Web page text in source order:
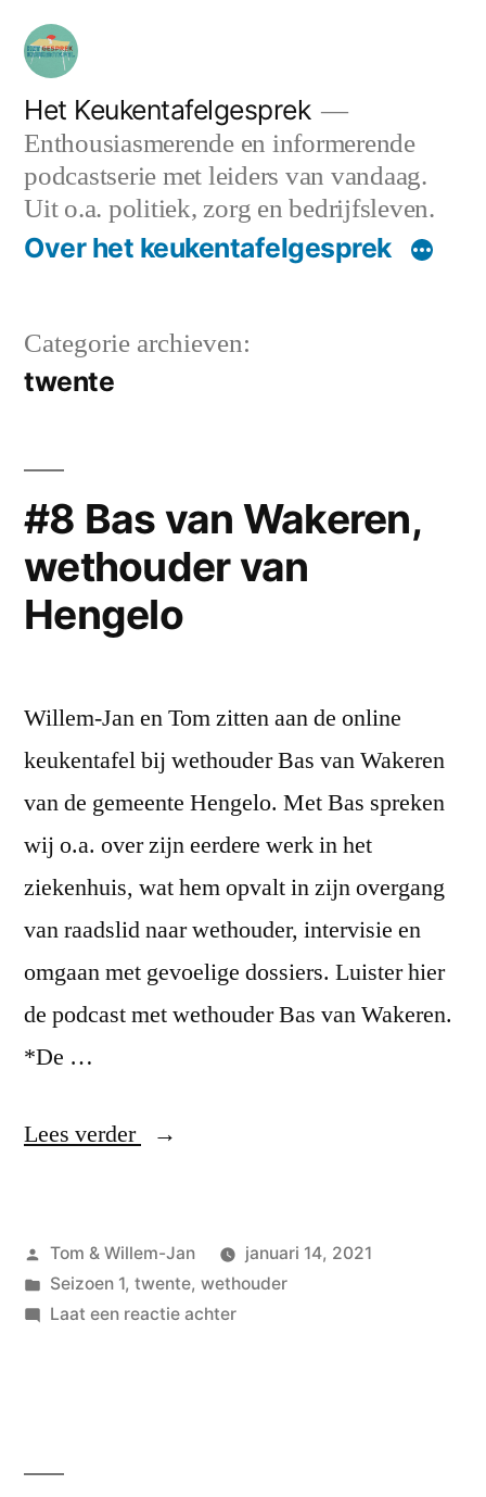
naar
inhoud
Het Keukentafelgesprek
Enthousiasmerende en informerende
podcastserie met leiders van vandaag.
Uit o.a. politiek, zorg en bedrijfsleven.
Over het keukentafelgesprek
Categorie archieven:
twente
#8 Bas van Wakeren,
wethouder van
Hengelo
Willem-Jan en Tom zitten aan de online
keukentafel bij wethouder Bas van Wakeren
van de gemeente Hengelo. Met Bas spreken
wij o.a. over zijn eerdere werk in het
ziekenhuis, wat hem opvalt in zijn overgang
van raadslid naar wethouder, intervisie en
omgaan met gevoelige dossiers. Luister hier
de podcast met wethouder Bas van Wakeren.
*De …
Lees verder
“#8
Wakeren,
wethouder
Geplaatst
door
Tom & Willem-Jan
januari 14, 2021
Geplaatst
in
Seizoen 1, twente, wethouder
Laat een reactie achterop